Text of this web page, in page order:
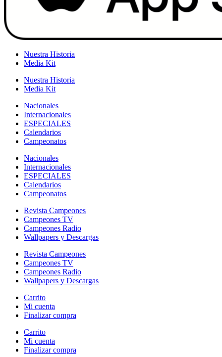
Nuestra Historia
Media Kit
Nuestra Historia
Media Kit
Nacionales
Internacionales
ESPECIALES
Calendarios
Campeonatos
Nacionales
Internacionales
ESPECIALES
Calendarios
Campeonatos
Revista Campeones
Campeones TV
Campeones Radio
Wallpapers y Descargas
Revista Campeones
Campeones TV
Campeones Radio
Wallpapers y Descargas
Carrito
Mi cuenta
Finalizar compra
Carrito
Mi cuenta
Finalizar compra